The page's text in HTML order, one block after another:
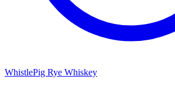
WhistlePig Rye Whiskey